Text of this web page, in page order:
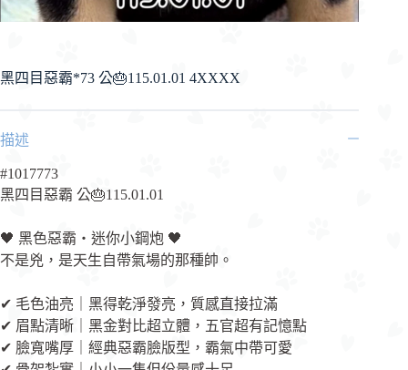
黑四目惡霸*73 公🎂115.01.01 4XXXX
描述
#1017773
黑四目惡霸 公🎂115.01.01
🖤 黑色惡霸・迷你小鋼炮 🖤
不是兇，是天生自帶氣場的那種帥。
✔ 毛色油亮｜黑得乾淨發亮，質感直接拉滿
✔ 眉點清晰｜黑金對比超立體，五官超有記憶點
✔ 臉寬嘴厚｜經典惡霸臉版型，霸氣中帶可愛